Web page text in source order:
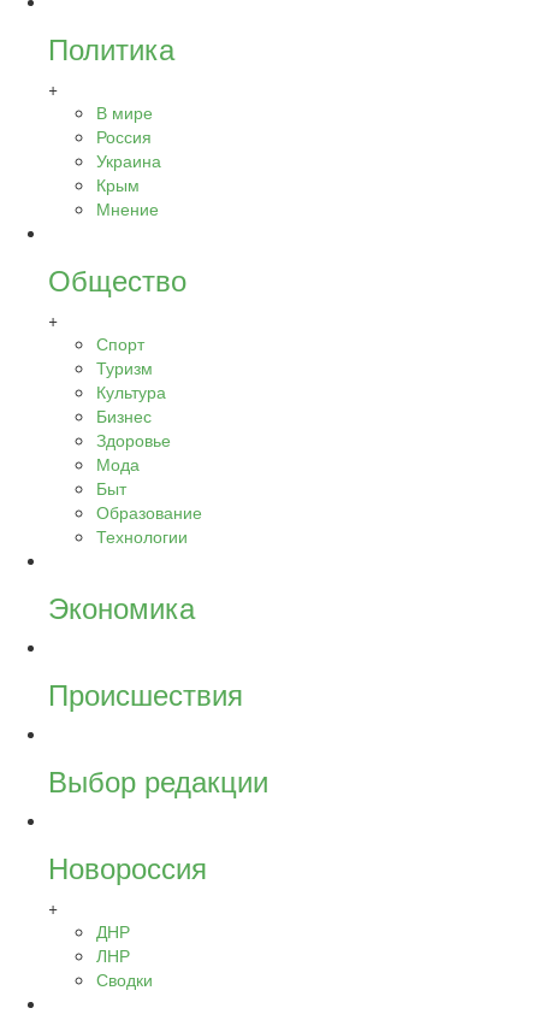
Политика
+
В мире
Россия
Украина
Крым
Мнение
Общество
+
Спорт
Туризм
Культура
Бизнес
Здоровье
Мода
Быт
Образование
Технологии
Экономика
Происшествия
Выбор редакции
Новороссия
+
ДНР
ЛНР
Сводки